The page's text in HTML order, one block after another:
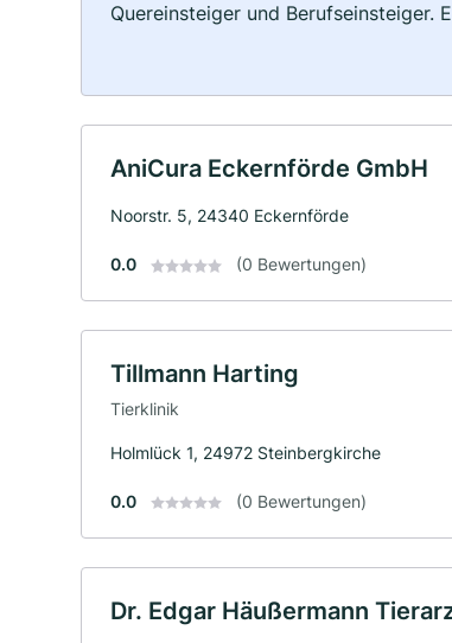
Quereinsteiger und Berufseinsteiger.
AniCura Eckernförde GmbH
Noorstr. 5, 24340 Eckernförde
0.0 (0 Bewertungen)
Tillmann Harting
Tierklinik
Holmlück 1, 24972 Steinbergkirche
0.0 (0 Bewertungen)
Dr. Edgar Häußermann